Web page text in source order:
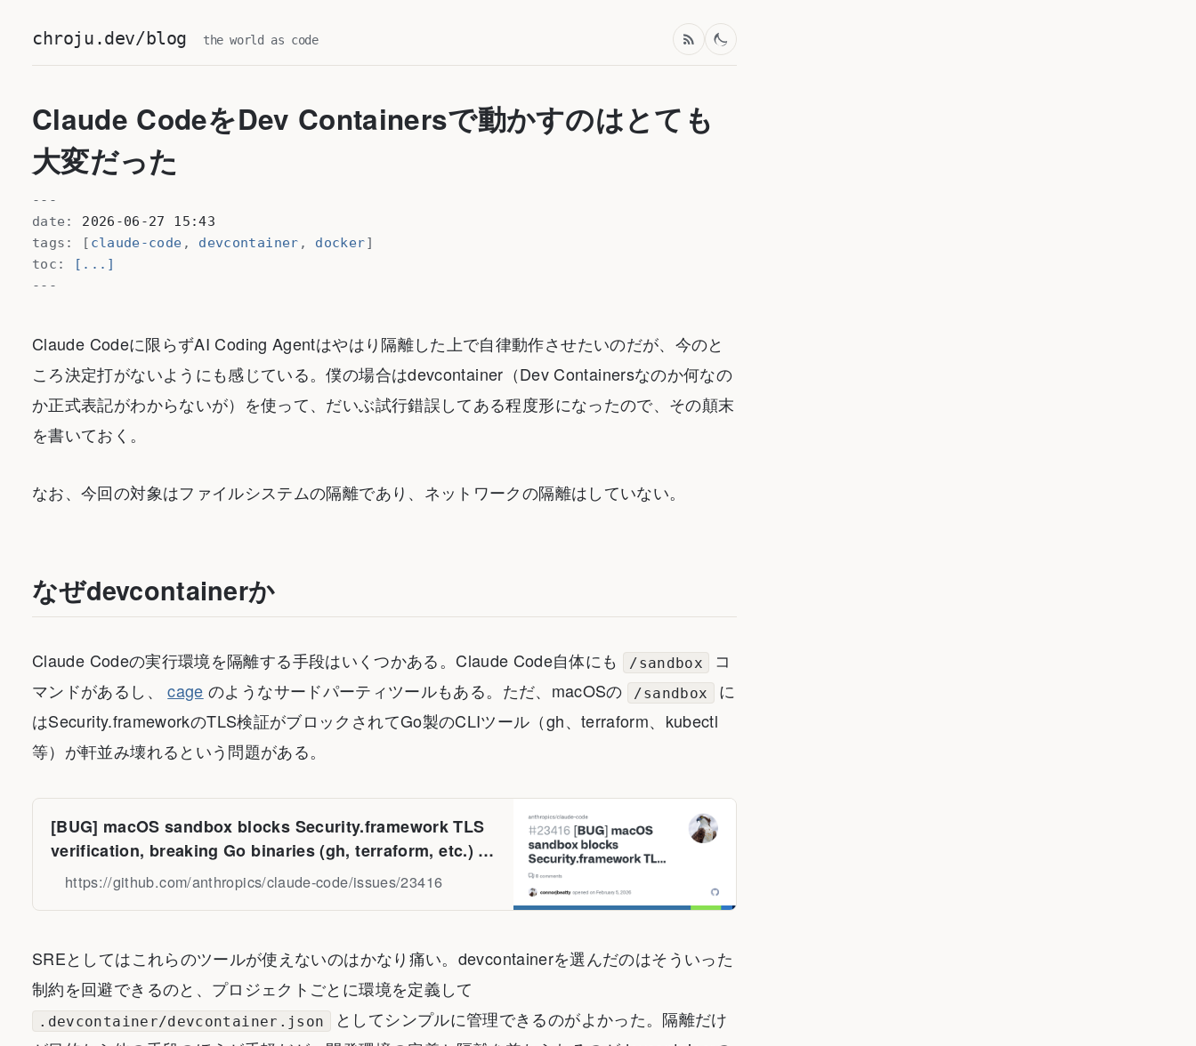
chroju.dev/blog the world as code
Claude CodeをDev Containersで動かすのはとても
大変だった
---
date:
2026-06-27 15:43
tags:
[ claude-code , devcontainer , docker]
toc:
[...]
---
Claude Codeに限らずAI Coding Agentはやはり隔離した上で自律動作させたいのだが、今のと
ころ決定打がないようにも感じている。僕の場合はdevcontainer（Dev Containersなのか何なの
か正式表記がわからないが）を使って、だいぶ試行錯誤してある程度形になったので、その顛末
を書いておく。
なお、今回の対象はファイルシステムの隔離であり、ネットワークの隔離はしていない。
なぜdevcontainerか
Claude Codeの実行環境を隔離する手段はいくつかある。Claude Code自体にも /sandbox
コ
マンドがあるし、cage のようなサードパーティツールもある。ただ、macOSの /sandbox に
はSecurity.frameworkのTLS検証がブロックされてGo製のCLIツール（gh、terraform、kubectl
等）が軒並み壊れるという問題がある。
[BUG] macOS sandbox blocks Security.framework TLS
verification, breaking Go binaries (gh, terraform, etc.) ·
Issue #23416 · anthropics/claude-code
https://github.com/anthropics/claude-code/issues/23416
SREとしてはこれらのツールが使えないのはかなり痛い。devcontainerを選んだのはそういった
制約を回避できるのと、プロジェクトごとに環境を定義して
.devcontainer/devcontainer.json としてシンプルに管理できるのがよかった。隔離だけ